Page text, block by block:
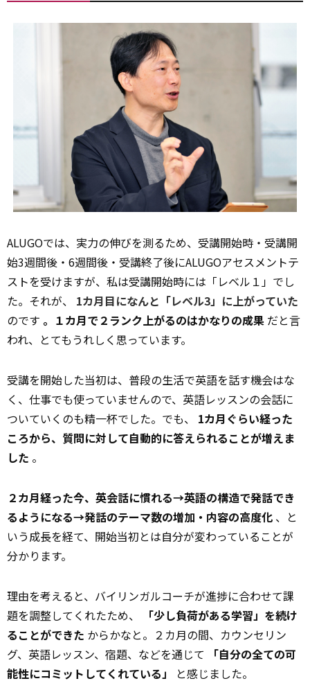
ALUGOでは、実力の伸びを測るため、受講開始時・受講開
始3週間後・6週間後・受講終了後にALUGOアセスメントテ
ストを受けますが、私は受講開始時には「レベル１」でし
た。それが、
1カ月目になんと「レベル3」に上がっていた
のです 。１カ月で２ランク上がるのはかなりの成果 だと言
われ、とてもうれしく思っています。
受講を開始した当初は、普段の生活で英語を話す機会はな
く、仕事でも使っていませんので、英語レッスンの会話に
ついていくのも精一杯でした。でも、 1カ月ぐらい経った
ころから、質問に対して自動的に答えられることが増えま
した 。
２カ月経った今、英会話に慣れる→英語の構造で発話でき
るようになる→発話のテーマ数の増加・内容の高度化 、と
いう成長を経て、開始当初とは自分が変わっていることが
分かります。
理由を考えると、バイリンガルコーチが進捗に合わせて課
題を調整してくれたため、
「少し負荷がある学習」を続け
ることができた からかなと。２カ月の間、カウンセリン
グ、英語レッスン、宿題、などを通じて
「自分の全ての可
能性にコミットしてくれている」
と感じました。